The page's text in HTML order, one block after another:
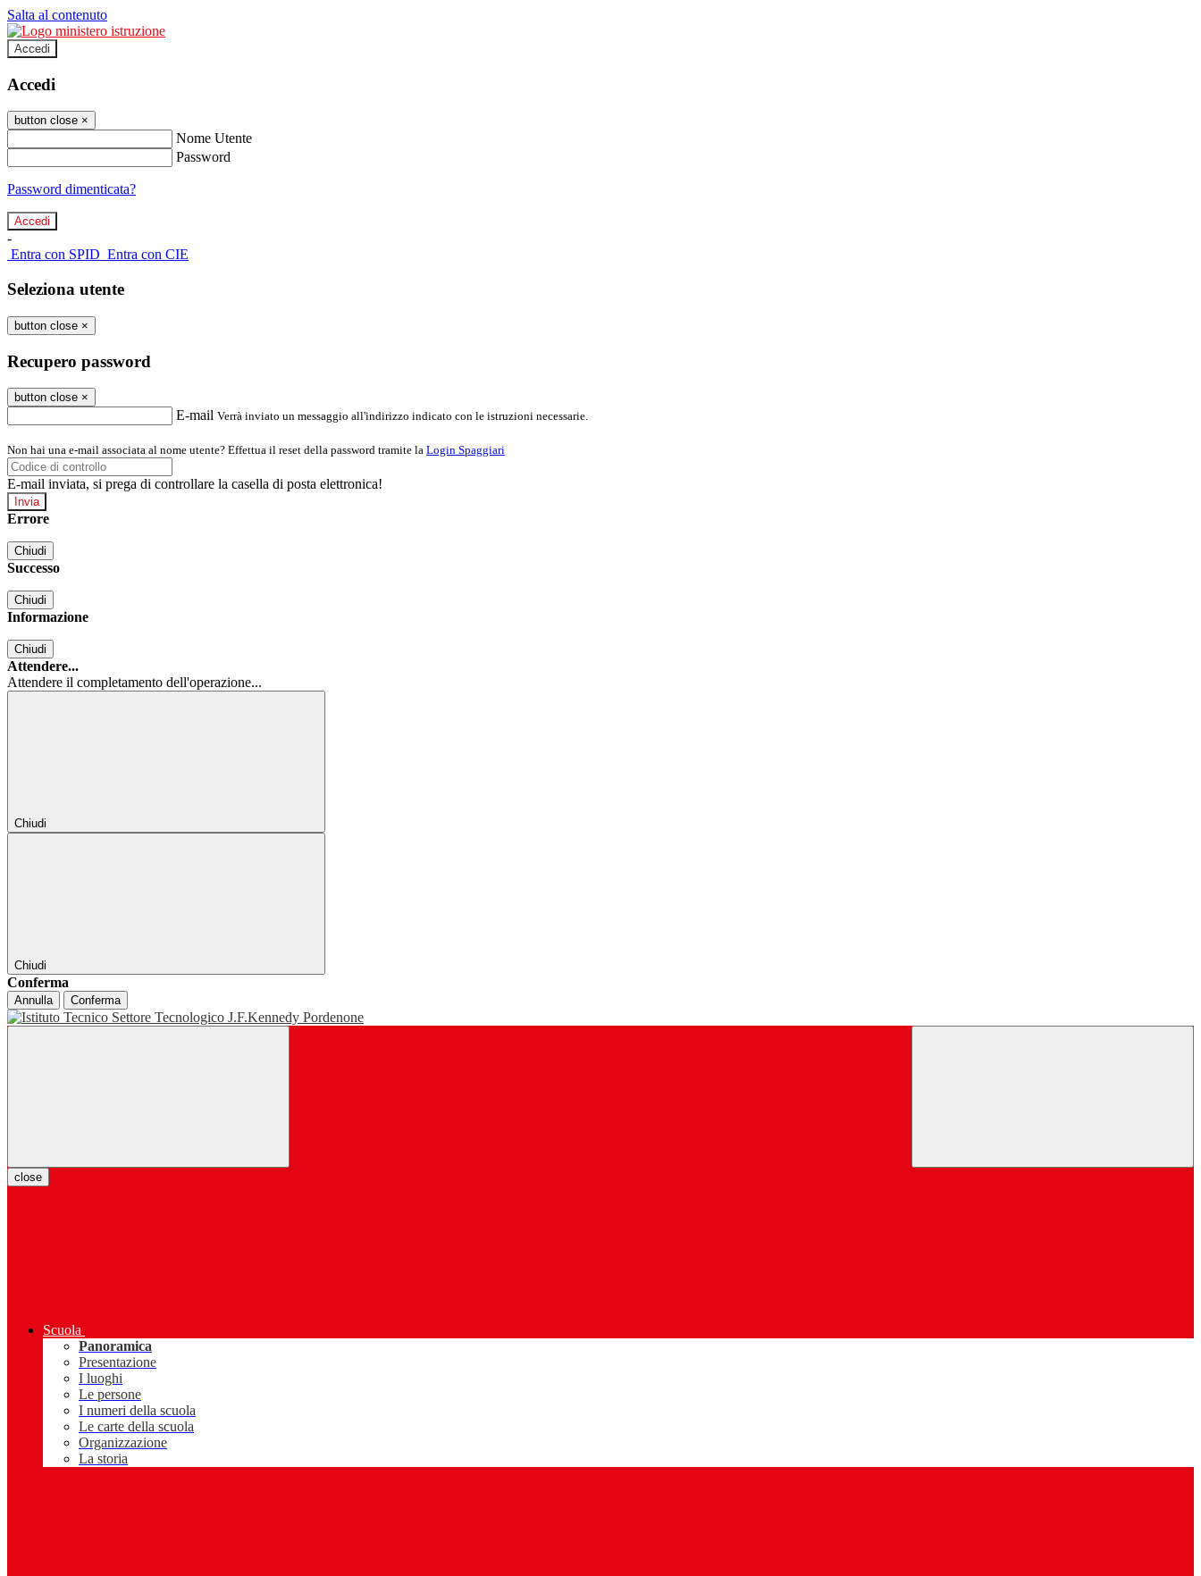
Salta al contenuto
Accedi
Accedi
button close ×
Nome Utente
Password
Password dimenticata?
-
Entra con SPID Entra con CIE
Seleziona utente
button close ×
Recupero password
button close ×
E-mail Verrà inviato un messaggio all'indirizzo indicato con le istruzioni necessarie.
Non hai una e-mail associata al nome utente? Effettua il reset della password tramite la Login Spaggiari
E-mail inviata, si prega di controllare la casella di posta elettronica!
Errore
Chiudi
Successo
Chiudi
Informazione
Chiudi
Attendere...
Attendere il completamento dell'operazione...
Chiudi
Chiudi
Conferma
Annulla Conferma
close
Scuola
Panoramica
Presentazione
I luoghi
Le persone
I numeri della scuola
Le carte della scuola
Organizzazione
La storia